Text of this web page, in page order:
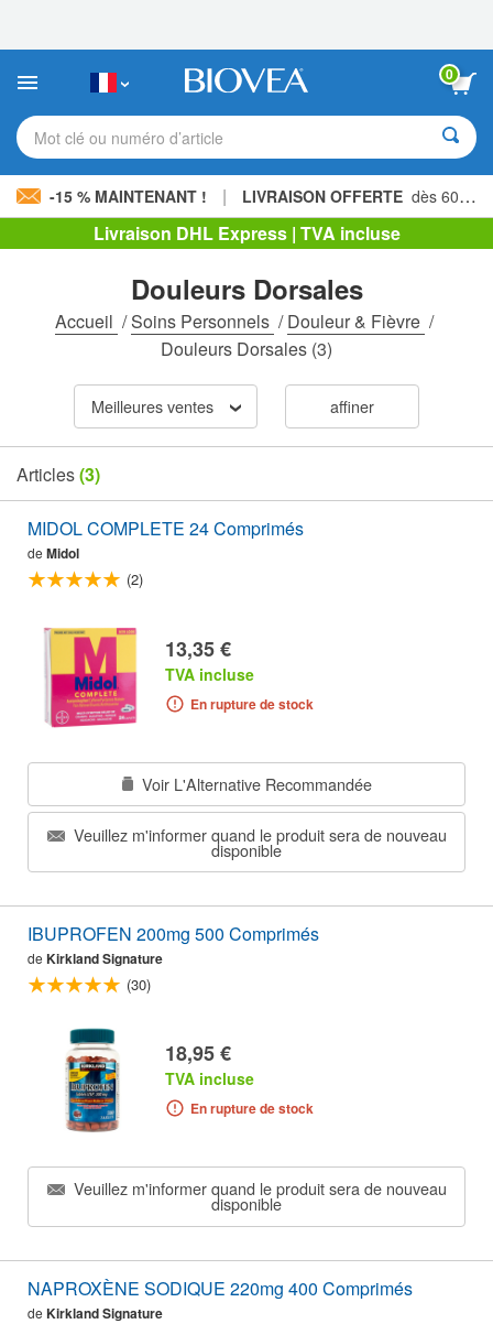
:
site
comprend
un
d'accessibilité.
0
Mot clé ou numéro d’article
-15 % MAINTENANT ! | LIVRAISON OFFERTE dès 60,00 € »
Livraison DHL Express | TVA incluse
Douleurs Dorsales
Accueil /Soins Personnels /Douleur & Fièvre /
Douleurs Dorsales (3)
Meilleures ventes affiner
Articles(3)
MIDOL COMPLETE 24 Comprimés
de Midol
(2)
13,35 €
TVA incluse
En rupture de stock
Voir L'Alternative Recommandée
Veuillez m'informer quand le produit sera de nouveau
disponible
IBUPROFEN 200mg 500 Comprimés
de Kirkland Signature
(30)
18,95 €
TVA incluse
En rupture de stock
Veuillez m'informer quand le produit sera de nouveau
disponible
NAPROXÈNE SODIQUE 220mg 400 Comprimés
de Kirkland Signature